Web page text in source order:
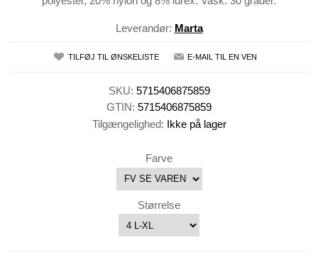
Leverandør: Marta
TILFØJ TIL ØNSKELISTE E-MAIL TIL EN VEN
SKU: 5715406875859
GTIN: 5715406875859
Tilgængelighed: Ikke på lager
Farve
Størrelse